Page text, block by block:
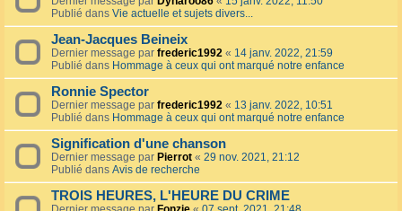
Publié dans Vie actuelle et sujets divers...
Jean-Jacques Beineix
Dernier message par frederic1992 « 14 janv. 2022, 21:59
Publié dans Hommage à ceux qui ont marqué notre enfance
Ronnie Spector
Dernier message par frederic1992 « 13 janv. 2022, 10:51
Publié dans Hommage à ceux qui ont marqué notre enfance
Signification d'une chanson
Dernier message par Pierrot « 29 nov. 2021, 21:12
Publié dans Avis de recherche
TROIS HEURES, L'HEURE DU CRIME